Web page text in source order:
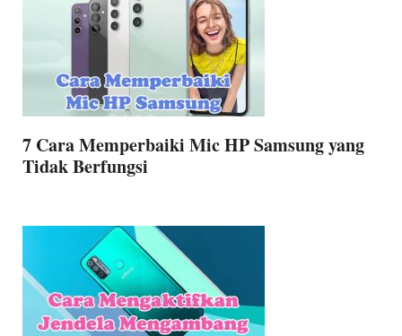
7 Cara Memperbaiki Mic HP Samsung yang
Tidak Berfungsi